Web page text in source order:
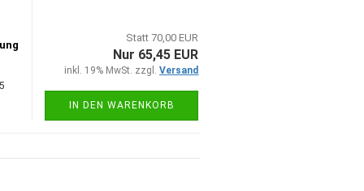
Statt 70,00 EUR
Nur 65,45 EUR
inkl. 19% MwSt. zzgl.Versand
IN DEN WARENKORB